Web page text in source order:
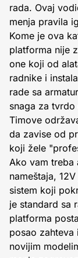
rada. Ovaj
menja pravila
Kome je ova
platforma nije
one koji od
radnike i
rade sa
snaga za
Timove
da zavise od
koji žele
Ako vam treba
nameštaja,
sistem koji
je standard sa
platforma
posao zahteva
novijim